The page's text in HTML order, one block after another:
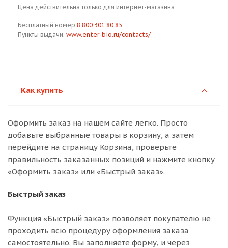
Цена действительна только для интернет-магазина
Бесплатный номер 8 800 301 80 85
Пункты выдачи: www.enter-bio.ru/contacts/
Как купить
Оформить заказ на нашем сайте легко. Просто
добавьте выбранные товары в корзину, а затем
перейдите на страницу Корзина, проверьте
правильность заказанных позиций и нажмите кнопку
«Оформить заказ» или «Быстрый заказ».
Быстрый заказ
Функция «Быстрый заказ» позволяет покупателю не
проходить всю процедуру оформления заказа
самостоятельно. Вы заполняете форму, и через